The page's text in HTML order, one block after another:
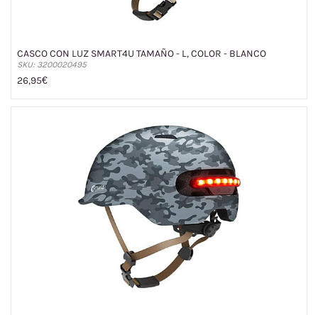
CASCO CON LUZ SMART4U TAMAÑO - L, COLOR - BLANCO
SKU: 3200020495
26,95€